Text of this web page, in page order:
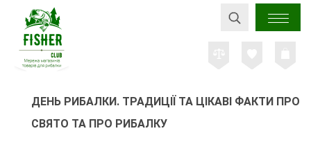
ДЕНЬ РИБАЛКИ. ТРАДИЦІЇ ТА ЦІКАВІ ФАКТИ ПРО
СВЯТО ТА ПРО РИБАЛКУ